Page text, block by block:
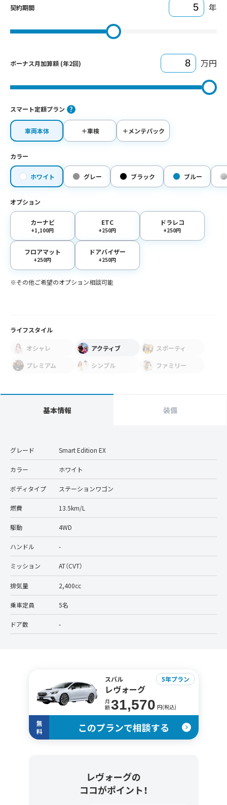
契約期間 年
ボーナス月加算額 (年2回) 万円
スマート定額プラン
車両本体 ＋車検 ＋メンテパック
カラー
ホワイト グレー ブラック ブルー
オプション
カーナビ
+1,100円
ETC
+250円
ドラレコ
+250円
フロアマット
+250円
ドアバイザー
+250円
※その他ご希望のオプション相談可能
ライフスタイル
オシャレ アクティブ
スポーティ
プレミアム
シンプル ファミリー
基本情報 装備
グレード Smart Edition EX
カラー ホワイト
ボディタイプ ステーションワゴン
燃費 13.5km/L
駆動 4WD
ハンドル -
ミッション AT（CVT）
排気量 2,400cc
乗車定員 5名
ドア数 -
スバル
レヴォーグ
月
額31,570 円(税込)
5年プラン
無
料
このプランで相談する
レヴォーグの
ココがポイント！